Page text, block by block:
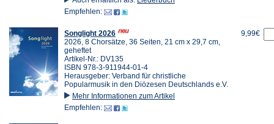
Empfehlen:
Songlight 2026
2026, 8 Chorsätze, 36 Seiten, 21 cm x 29,7 cm,
geheftet
Artikel-Nr.: DV135
ISBN 978-3-911944-01-4
Herausgeber: Verband für christliche
Popularmusik in den Diözesen Deutschlands e.V.
Mehr Informationen zum Artikel
Empfehlen:
9,99€